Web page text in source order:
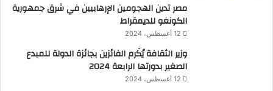
مصر تدين الهجومين الإرهابيين في شرق جمهورية
الكونغو للديمقراط
12 أغسطس، 2024
وزير الثقافة يُكَرم الفائزين بجائزة الدولة للمبدع
الصغير بدورتها الرابعة 2024
12 أغسطس، 2024